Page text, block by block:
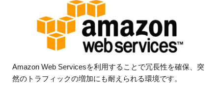
Amazon Web Servicesを利用することで冗長性を確保、突
然のトラフィックの増加にも耐えられる環境です。